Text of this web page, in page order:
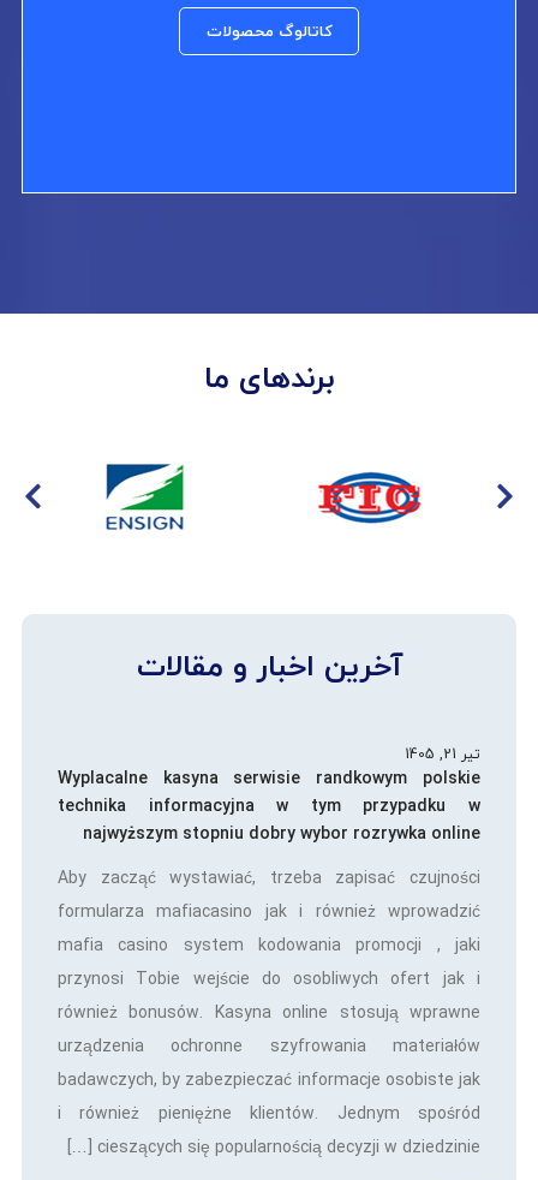
کاتالوگ محصولات
برندهای ما
آخرین اخبار و مقالات
تیر 21, 1405
Wyplacalne kasyna serwisie randkowym polskie
technika informacyjna w tym przypadku w
najwyższym stopniu dobry wybor rozrywka online
Aby zacząć wystawiać, trzeba zapisać czujności
formularza mafiacasino jak i również wprowadzić
mafia casino system kodowania promocji , jaki
przynosi Tobie wejście do osobliwych ofert jak i
również bonusów. Kasyna online stosują wprawne
urządzenia ochronne szyfrowania materiałów
badawczych, by zabezpieczać informacje osobiste jak
i również pieniężne klientów. Jednym spośród
cieszących się popularnością decyzji w dziedzinie […]